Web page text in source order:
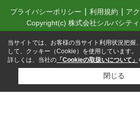
プライバシーポリシー 利用規約 ア
Copyright(c) 株式会社シルバシテ
当サイトでは、お客様の当サイト利用状況把握
して、クッキー（Cookie）を使用しています。
詳しくは、当社の 「Cookieの取扱いについて」
閉じる